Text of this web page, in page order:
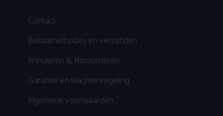
Contact
Betaalmethodes en verzenden
Annuleren & Retourneren
Garantie en klachtenregeling
Algemene voorwaarden